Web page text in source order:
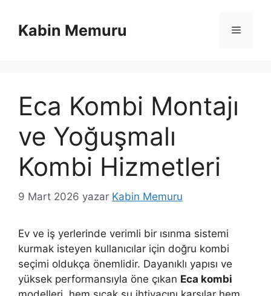
Kabin Memuru Menü
Eca Kombi Montajı
ve Yoğuşmalı
Kombi Hizmetleri
9 Mart 2026 yazar Kabin Memuru
Ev ve iş yerlerinde verimli bir ısınma sistemi
kurmak isteyen kullanıcılar için doğru kombi
seçimi oldukça önemlidir. Dayanıklı yapısı ve
yüksek performansıyla öne çıkan Eca kombi